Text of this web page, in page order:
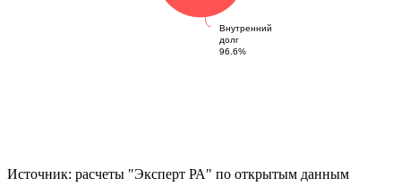
Внутренний
долг
96.6%
Источник: расчеты "Эксперт РА" по открытым данным